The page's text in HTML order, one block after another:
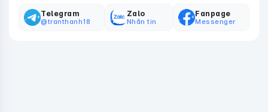
Telegram
@tranthanh18
Zalo
Nhắn tin
Fanpage
Messenger